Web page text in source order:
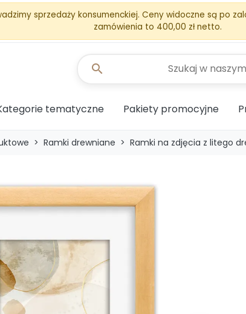
sprzedaży konsumenckiej. Ceny widoczne są po
zamówienia to 400,00 zł netto.
tematyczne Pakiety promocyjne
search
Ramki drewniane Ramki na zdjęcia z litego